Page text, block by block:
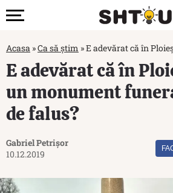
Acasa »Ca să știm »E adevărat că în
E adevărat că în
un monument
de falus?
Gabriel Petrișor
10.12.2019